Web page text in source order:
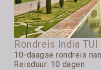
Rondreis India TUI
10-daagse rondreis
Reisduur: 10 dagen